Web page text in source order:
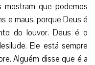
que podemos
e maus, porque Deus é
do louvor. Deus é o
Ele está sempre
Alguém disse que é a